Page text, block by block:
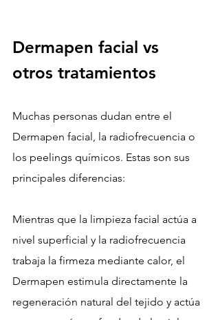
Dermapen facial vs
otros tratamientos
Muchas personas dudan entre el
Dermapen facial, la radiofrecuencia o
los peelings químicos. Estas son sus
principales diferencias:
Mientras que la limpieza facial actúa a
nivel superficial y la radiofrecuencia
trabaja la firmeza mediante calor, el
Dermapen estimula directamente la
regeneración natural del tejido y actúa